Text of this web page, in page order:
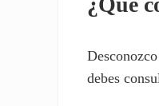
debes